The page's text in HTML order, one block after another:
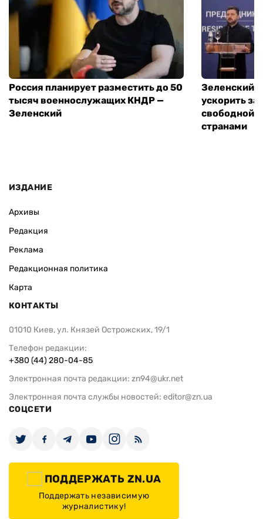
Россия планирует разместить до 50
тысяч военнослужащих КНДР —
Зеленский
Зеленский
ускорить
свободной
странами
ИЗДАНИЕ
Архивы
Редакция
Реклама
Редакционная политика
Карта
КОНТАКТЫ
01010 Киев, ул. Князей Острожских, 19/1
Телефон редакции:
+380 (44) 280-04-85
Электронная почта редакции: zn94@ukr.net
Электронная почта службы новостей: editor@zn.ua
СОЦСЕТИ
ПОДДЕРЖАТЬ ZN.UA
Поддержать независимую
журналистику!